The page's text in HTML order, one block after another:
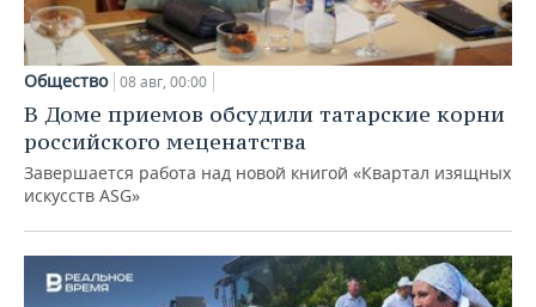
Общество 08 авг, 00:00
В Доме приемов обсудили татарские корни
российского меценатства
Завершается работа над новой книгой «Квартал изящных
искусств ASG»